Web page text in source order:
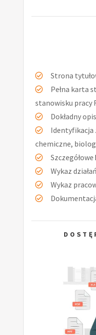
Strona
Pełna karta
stanowisku pracy
Dokładny
Identyfikacja
chemiczne,
Szczegółowe
Wykaz
Wykaz